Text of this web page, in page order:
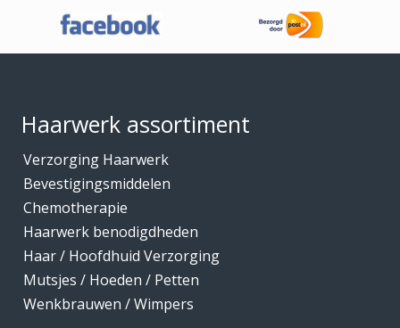
Haaraccessoires
Haarwerken
High Heat Fiber
Hoofdhuidverzorging
Hygiene
Kammen
Kapmantels / Verfschorten
Kappers benodigdheden
Haarwerk assortiment
Verzorging Haarwerk
Bevestigingsmiddelen
Chemotherapie
Haarwerk benodigdheden
Haar / Hoofdhuid Verzorging
Mutsjes / Hoeden / Petten
Wenkbrauwen / Wimpers